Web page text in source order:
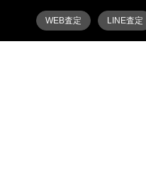
WEB査定 LINE査定